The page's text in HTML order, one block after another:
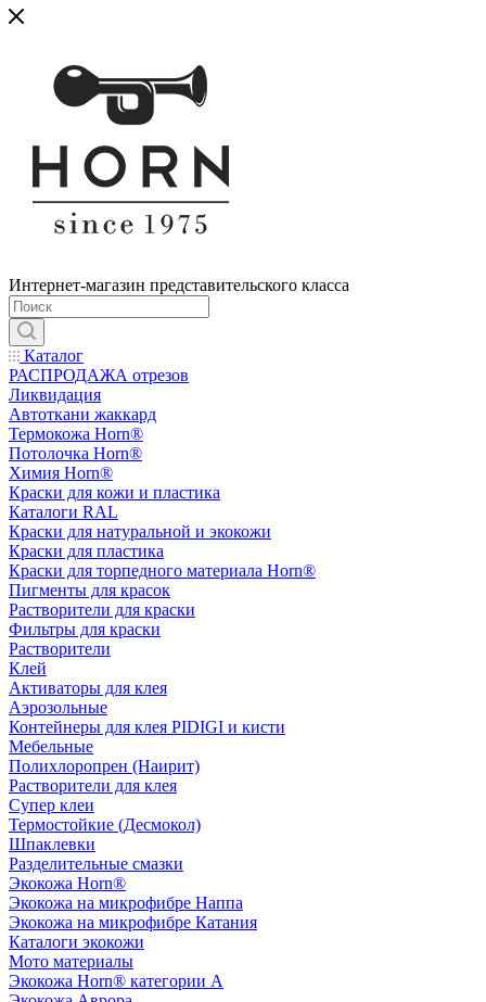
Интернет-магазин представительского класса
Каталог
РАСПРОДАЖА отрезов
Ликвидация
Автоткани жаккард
Термокожа Horn®
Потолочка Horn®
Химия Horn®
Краски для кожи и пластика
Каталоги RAL
Краски для натуральной и экокожи
Краски для пластика
Краски для торпедного материала Horn®
Пигменты для красок
Растворители для краски
Фильтры для краски
Растворители
Клей
Активаторы для клея
Аэрозольные
Контейнеры для клея PIDIGI и кисти
Мебельные
Полихлоропрен (Наирит)
Растворители для клея
Супер клеи
Термостойкие (Десмокол)
Шпаклевки
Разделительные смазки
Экокожа Horn®
Экокожа на микрофибре Наппа
Экокожа на микрофибре Катания
Каталоги экокожи
Мото материалы
Экокожа Horn® категории A